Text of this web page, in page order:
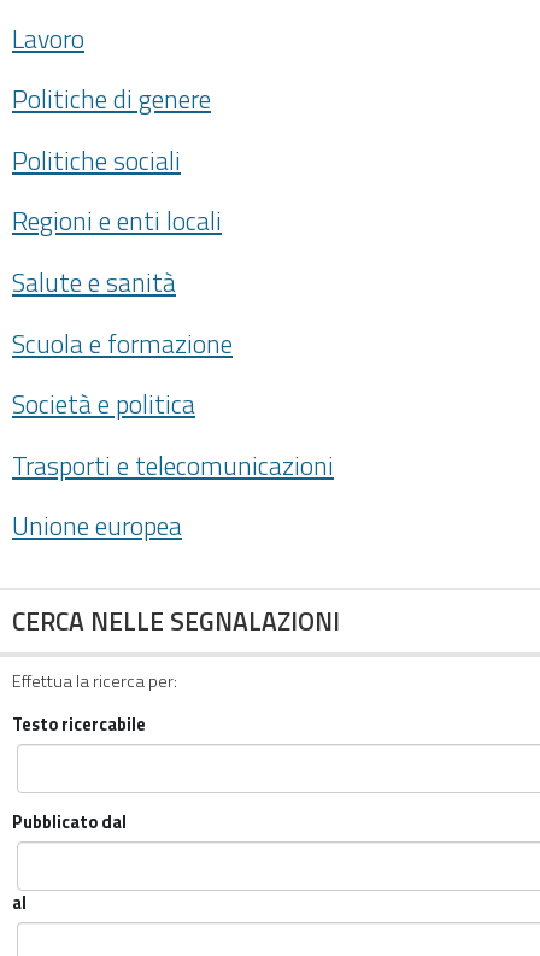
Lavoro
Politiche di genere
Politiche sociali
Regioni e enti locali
Salute e sanità
Scuola e formazione
Società e politica
Trasporti e telecomunicazioni
Unione europea
CERCA NELLE SEGNALAZIONI
Effettua la ricerca per:
Testo ricercabile
Pubblicato dal
al